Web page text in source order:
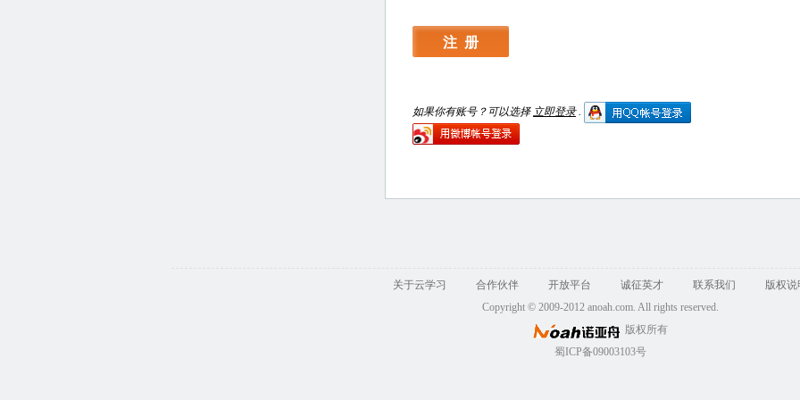
如果你有账号？可以选择 立即登录.
关于云学习 合作伙伴 开放平台 诚征英才 联系我们
版权说
Copyright © 2009-2012 anoah.com. All rights reserved.
版权所有
蜀ICP备09003103号